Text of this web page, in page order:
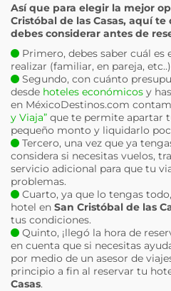
Así que para elegir la mejor
Cristóbal de las Casas, aquí te
debes considerar antes de
Primero, debes saber cuál es
realizar (familiar, en pareja,
Segundo, con cuánto
desde hoteles económicos y
en MéxicoDestinos.com
y Viaja” que te permite apartar
pequeño monto y liquidarlo
Tercero, una vez que ya
considera si necesitas vuelos,
servicio adicional para que tu
problemas.
Cuarto, ya que lo tengas
hotel en San Cristóbal de las
tus condiciones.
Quinto, ¡llegó la hora de
en cuenta que si necesitas
por medio de un asesor de
principio a fin al reservar tu
Casas.